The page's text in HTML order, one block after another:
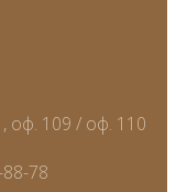
оф. 109 / оф. 110
78